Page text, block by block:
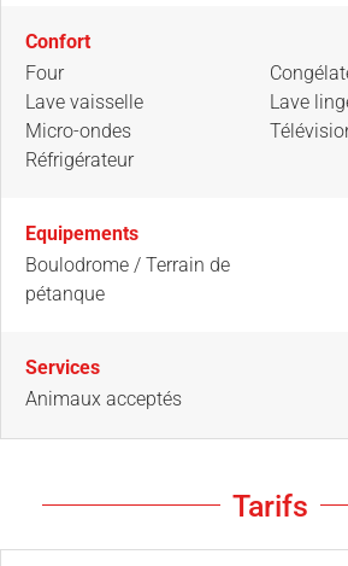
Confort
Four
Lave vaisselle
Micro-ondes
Réfrigérateur
Lave
Equipements
Boulodrome / Terrain de
pétanque
Services
Animaux acceptés
Tarifs